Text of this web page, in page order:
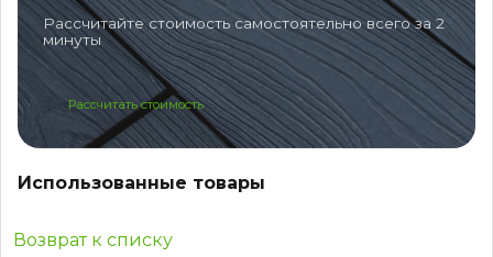
Рассчитайте стоимость самостоятельно всего за 2
минуты
Рассчитать стоимость
Использованные товары
Возврат к списку